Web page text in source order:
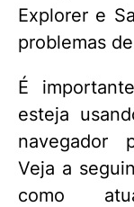
Explorer e
problemas
É
esteja
navegador
Veja a
como